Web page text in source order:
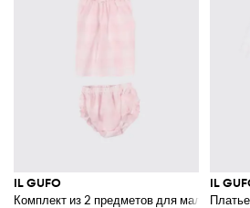
IL GUFO
Комплект из 2 предметов для мальчика
IL